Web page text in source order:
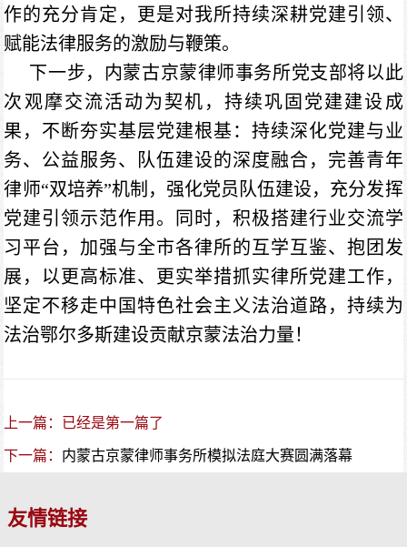
作的充分肯定，更是对我所持续深耕党建引领、
赋能法律服务的激励与鞭策。
下一步，内蒙古京蒙律师事务所党支部将以此
次观摩交流活动为契机，持续巩固党建建设成
果，不断夯实基层党建根基：持续深化党建与业
务、公益服务、队伍建设的深度融合，完善青年
律师“双培养”机制，强化党员队伍建设，充分发挥
党建引领示范作用。同时，积极搭建行业交流学
习平台，加强与全市各律所的互学互鉴、抱团发
展，以更高标准、更实举措抓实律所党建工作，
坚定不移走中国特色社会主义法治道路，持续为
法治鄂尔多斯建设贡献京蒙法治力量！
上一篇：已经是第一篇了
下一篇： 内蒙古京蒙律师事务所模拟法庭大赛圆满落幕
友情链接